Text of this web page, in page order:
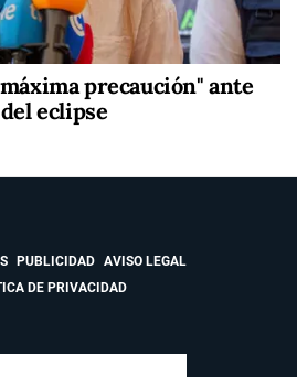
precaución" ante
eclipse
PUBLICIDAD
AVISO LEGAL
DE PRIVACIDAD